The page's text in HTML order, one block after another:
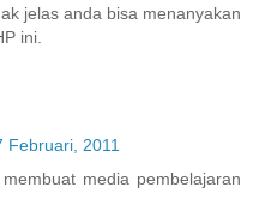
jelas anda bisa menanyakan
ini.
Februari, 2011
media pembelajaran